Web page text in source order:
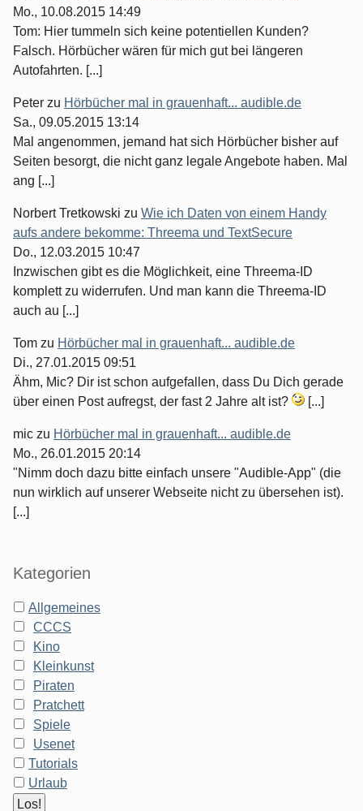
Mo., 10.08.2015 14:49
Tom: Hier tummeln sich keine potentiellen Kunden?
Falsch. Hörbücher wären für mich gut bei längeren
Autofahrten. [...]
Peter zu Hörbücher mal in grauenhaft... audible.de
Sa., 09.05.2015 13:14
Mal angenommen, jemand hat sich Hörbücher bisher auf
Seiten besorgt, die nicht ganz legale Angebote haben. Mal
ang [...]
Norbert Tretkowski zu Wie ich Daten von einem Handy
aufs andere bekomme: Threema und TextSecure
Do., 12.03.2015 10:47
Inzwischen gibt es die Möglichkeit, eine Threema-ID
komplett zu widerrufen. Und man kann die Threema-ID
auch au [...]
Tom zu Hörbücher mal in grauenhaft... audible.de
Di., 27.01.2015 09:51
Ähm, Mic? Dir ist schon aufgefallen, dass Du Dich gerade
über einen Post aufregst, der fast 2 Jahre alt ist?
[...]
mic zu Hörbücher mal in grauenhaft... audible.de
Mo., 26.01.2015 20:14
"Nimm doch dazu bitte einfach unsere "Audible-App" (die
nun wirklich auf unserer Webseite nicht zu übersehen ist).
[...]
Kategorien
Allgemeines
CCCS
Kino
Kleinkunst
Piraten
Pratchett
Spiele
Usenet
Tutorials
Urlaub